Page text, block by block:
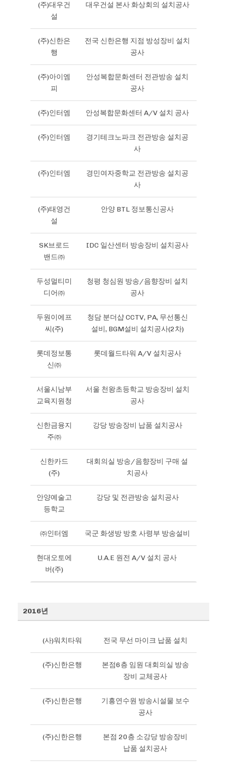
(주)대우건
설
대우건설 본사 화상회의 설치공사
(주)신한은
행
전국 신한은행 지점 방성장비 설치
공사
(주)아이엠
피
안성복합문화센터 전관방송 설치
공사
(주)인터엠 안성복합문화센터 A/V 설치 공사
(주)인터엠
경기테크노파크 전관방송 설치공
사
(주)인터엠
경민여자중학교 전관방송 설치공
사
(주)태영건
설
안양 BTL 정보통신공사
SK브로드
밴드㈜
IDC 일산센터 방송장비 설치공사
두성멀티미
디어㈜
청평 청심원 방송/음향장비 설치
공사
두원이에프
씨(주)
청담 분더샵 CCTV, PA, 무선통신
설비, BGM설비 설치공사(2차)
롯데정보통
신㈜
롯데월드타워 A/V 설치공사
서울시남부
교육지원청
서울 천왕초등학교 방송장비 설치
공사
신한금융지
주㈜
강당 방송장비 납품 설치공사
신한카드
(주)
대회의실 방송/음향장비 구매 설
치공사
안양예술고
등학교
강당 및 전관방송 설치공사
㈜인터엠 국군 화생방 방호 사령부 방송설비
현대오토에
버(주)
U.A.E 원전 A/V 설치 공사
2016년
(사)워치타워 전국 무선 마이크 납품 설치
(주)신한은행
본점6층 임원 대회의실 방송
장비 교체공사
(주)신한은행
기흥연수원 방송시설물 보수
공사
(주)신한은행
본점 20층 소강당 방송장비
납품 설치공사